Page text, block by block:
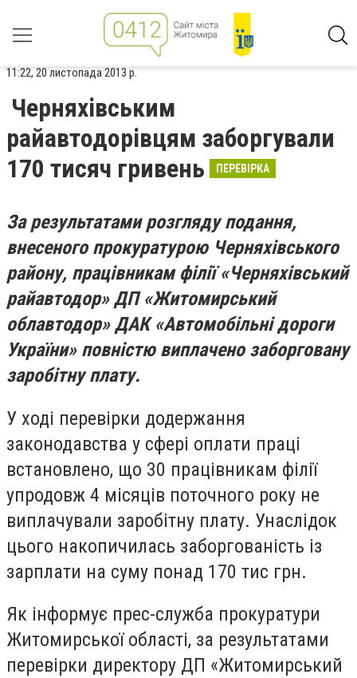
11:22, 20 листопада 2013 р.
Черняхівським
райавтодорівцям заборгували
170 тисяч гривень
ПЕРЕВІРКА
За результатами розгляду подання,
внесеного прокуратурою Черняхівського
району, працівникам філії «Черняхівський
райавтодор» ДП «Житомирський
облавтодор» ДАК «Автомобільні дороги
України» повністю виплачено заборговану
заробітну плату.
У ході перевірки додержання
законодавства у сфері оплати праці
встановлено, що 30 працівникам філії
упродовж 4 місяців поточного року не
виплачували заробітну плату. Унаслідок
цього накопичилась заборгованість із
зарплати на суму понад 170 тис грн.
Як інформує прес-служба прокуратури
Житомирської області, за результатами
перевірки директору ДП «Житомирський